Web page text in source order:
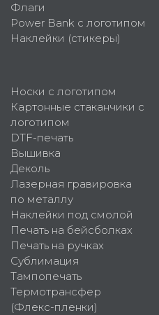
Флаги
Power Bank с логотипом
Наклейки (стикеры)
Носки с логотипом
Картонные стаканчики с
логотипом
DTF-печать
Вышивка
Деколь
Лазерная гравировка
по металлу
Наклейки под смолой
Печать на бейсболках
Печать на ручках
Сублимация
Тампопечать
Термотрансфер
(Флекс-пленки)